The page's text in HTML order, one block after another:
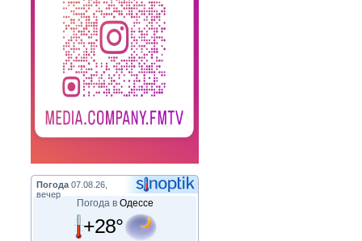
Погода 07.08.26,
вечер
Погода в Одессе
+28°